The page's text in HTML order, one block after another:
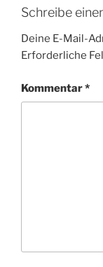
Schreibe
Deine E-Mail-
Erforderliche
Kommentar*